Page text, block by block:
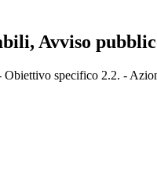
Avviso
specifico 2.2. -